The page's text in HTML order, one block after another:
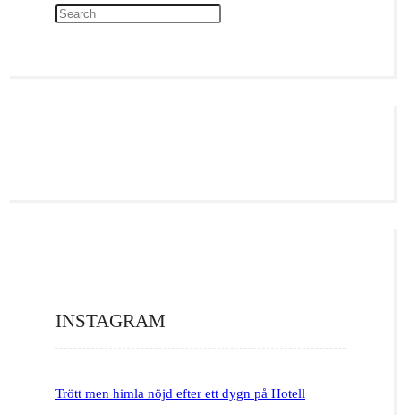
INSTAGRAM
Trött men himla nöjd efter ett dygn på Hotell